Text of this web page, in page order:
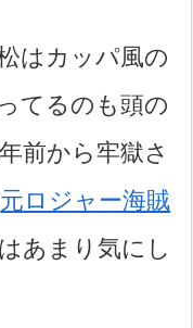
はカッパ風の
てるのも頭の
前から牢獄さ
元ロジャー海賊
あまり気にし